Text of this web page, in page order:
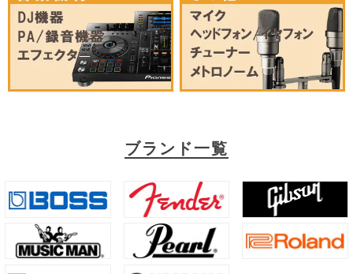
ブランド一覧